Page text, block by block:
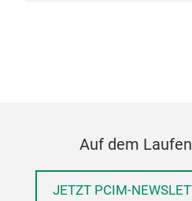
Auf dem
JETZT PCIM-